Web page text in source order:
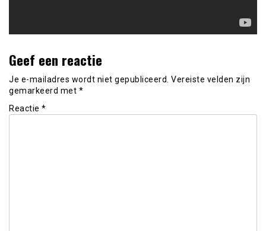
Geef een reactie
Je e-mailadres wordt niet gepubliceerd. Vereiste velden zijn
gemarkeerd met *
Reactie *